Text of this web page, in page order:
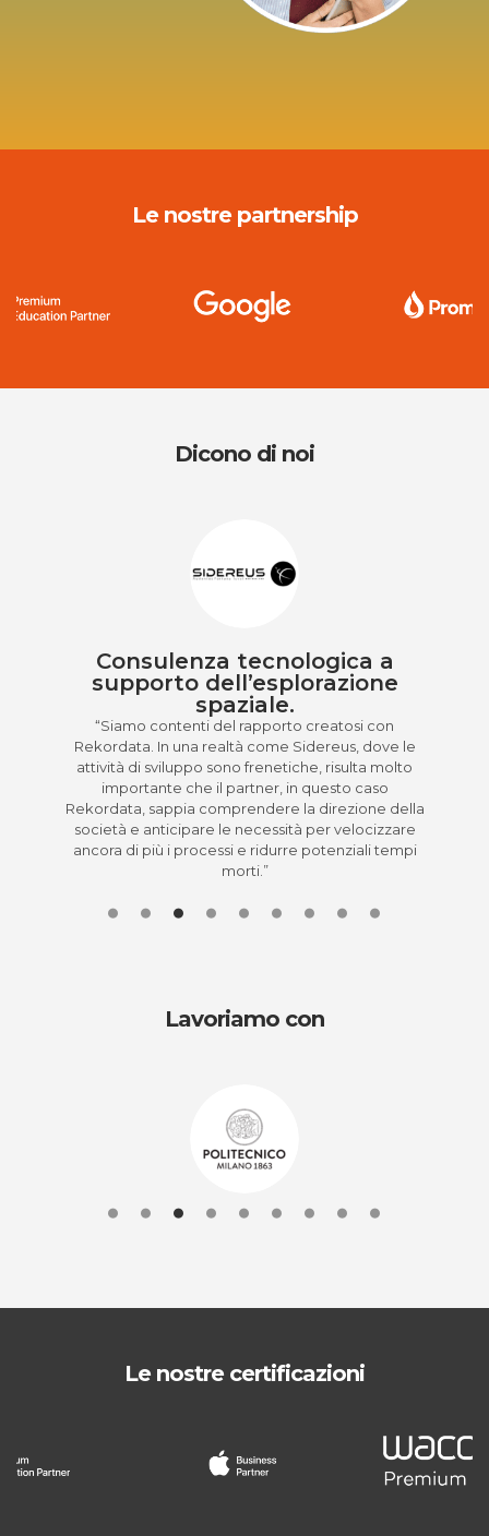
Le nostre partnership
Dicono di noi
Consulenza tecnologica a
supporto dell’esplorazione
spaziale.
“Siamo contenti del rapporto creatosi con
Rekordata. In una realtà come Sidereus, dove le
attività di sviluppo sono frenetiche, risulta molto
importante che il partner, in questo caso
Rekordata, sappia comprendere la direzione della
società e anticipare le necessità per velocizzare
ancora di più i processi e ridurre potenziali tempi
morti.”
Lavoriamo con
Le nostre certificazioni